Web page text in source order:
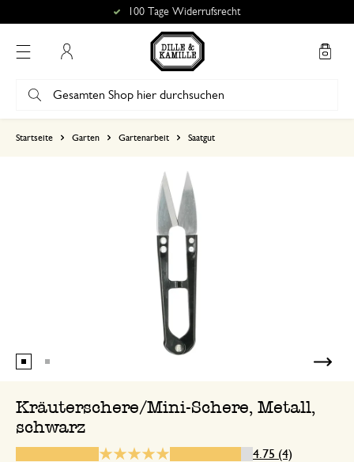
100 Tage Widerrufsrecht
Startseite Garten Gartenarbeit Saatgut
Kräuterschere/Mini-Schere, Metall,
schwarz
4.75 (4)
28. Dezember 2024
Nur Bewertung, ohne Kommentar
Klein
29. März 2026